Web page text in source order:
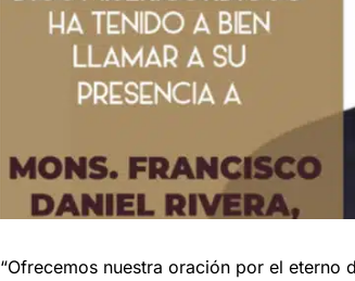
“Ofrecemos nuestra oración por el eterno